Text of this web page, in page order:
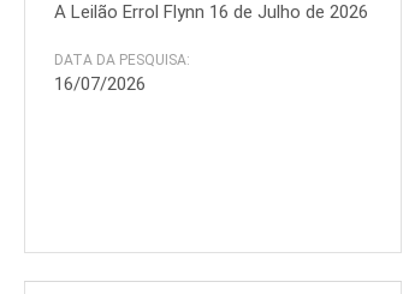
A Leilão Errol Flynn 16 de Julho de 2026
DATA DA PESQUISA:
16/07/2026